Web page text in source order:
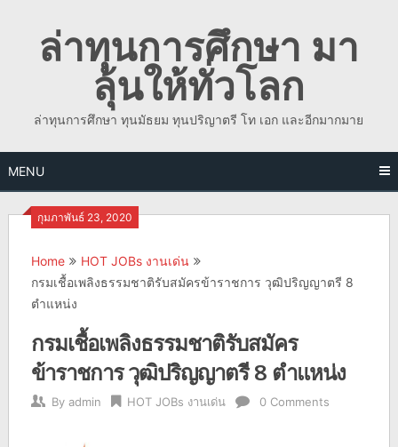
contentล่าทุนการศึกษา มา
ลุ้นให้ทั่วโลก
ล่าทุนการศึกษา ทุนมัธยม ทุนปริญาตรี โท เอก และอีกมากมาย
MENU
กุมภาพันธ์ 23, 2020
Home
HOT JOBs งานเด่น
กรมเชื้อเพลิงธรรมชาติรับสมัครข้าราชการ วุฒิปริญญาตรี 8
ตำแหน่ง
กรมเชื้อเพลิงธรรมชาติรับสมัคร
ข้าราชการ วุฒิปริญญาตรี 8 ตำแหน่ง
By admin HOT JOBs งานเด่น 0 Comments